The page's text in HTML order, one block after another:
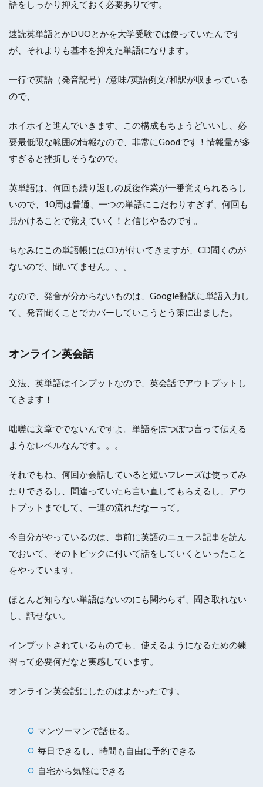
語をしっかり抑えておく必要ありです。
速読英単語とかDUOとかを大学受験では使っていたんです
が、それよりも基本を抑えた単語になります。
一行で英語（発音記号）/意味/英語例文/和訳が収まっている
ので、
ホイホイと進んでいきます。この構成もちょうどいいし、必
要最低限な範囲の情報なので、非常にGoodです！情報量が多
すぎると挫折しそうなので。
英単語は、何回も繰り返しの反復作業が一番覚えられるらし
いので、10周は普通、一つの単語にこだわりすぎず、何回も
見かけることで覚えていく！と信じやるのです。
ちなみにこの単語帳にはCDが付いてきますが、CD聞くのが
ないので、聞いてません。。。
なので、発音が分からないものは、Google翻訳に単語入力し
て、発音聞くことでカバーしていこうとう策に出ました。
オンライン英会話
文法、英単語はインプットなので、英会話でアウトプットし
てきます！
咄嗟に文章ででないんですよ。単語をぽつぽつ言って伝える
ようなレベルなんです。。。
それでもね、何回か会話していると短いフレーズは使ってみ
たりできるし、間違っていたら言い直してもらえるし、アウ
トプットまでして、一連の流れだなーって。
今自分がやっているのは、事前に英語のニュース記事を読ん
でおいて、そのトピックに付いて話をしていくといったこと
をやっています。
ほとんど知らない単語はないのにも関わらず、聞き取れない
し、話せない。
インプットされているものでも、使えるようになるための練
習って必要何だなと実感しています。
オンライン英会話にしたのはよかったです。
マンツーマンで話せる。
毎日できるし、時間も自由に予約できる
自宅から気軽にできる